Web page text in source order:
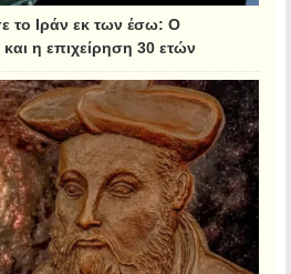
το Ιράν εκ των έσω: Ο
η επιχείρηση 30 ετών